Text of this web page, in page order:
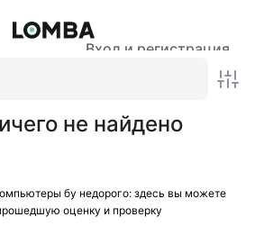
Вход и регистрация
не найдено
бу недорого: здесь вы можете
оценку и проверку